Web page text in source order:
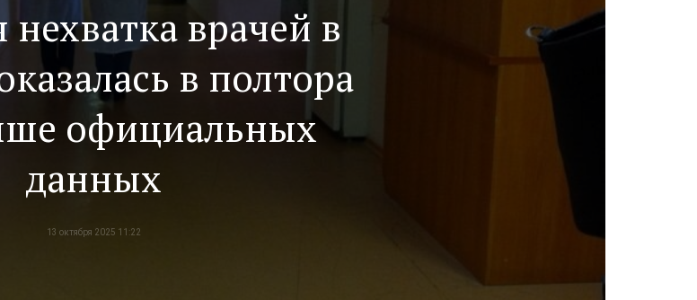
нехватка врачей в
в полтора
официальных
данных
13 октября 2025 11:22